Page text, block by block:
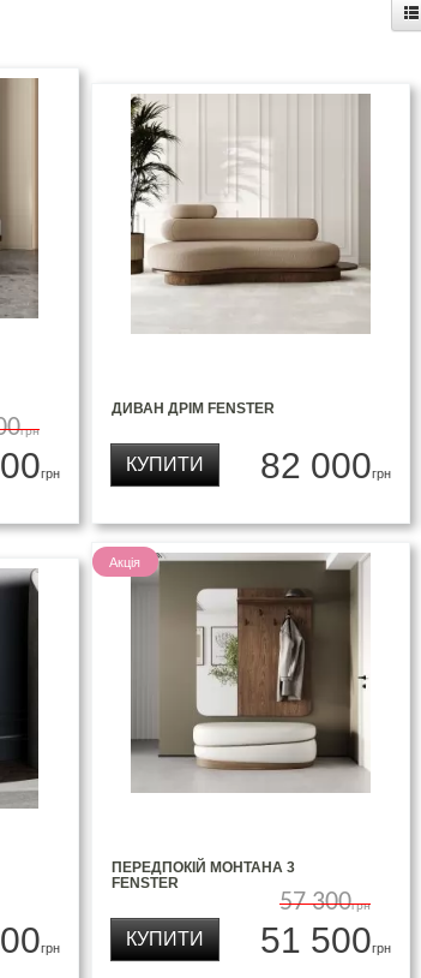
грн
грн
ДИВАН ДРІМ FENSTER
82 000грн
КУПИТИ
грн
Акція
ПЕРЕДПОКІЙ МОНТАНА 3
FENSTER
57 300грн
51 500грн
КУПИТИ